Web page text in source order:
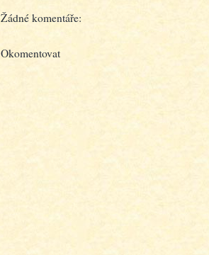
Žádné komentáře:
Okomentovat